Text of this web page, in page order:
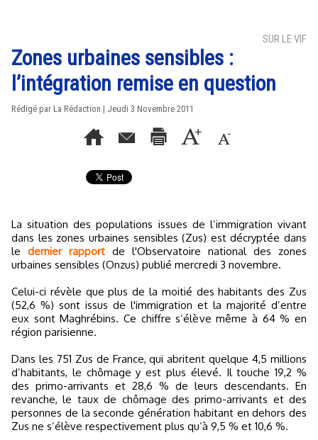
SUR LE VIF
Zones urbaines sensibles :
l’intégration remise en question
Rédigé par La Rédaction | Jeudi 3 Novembre 2011
La situation des populations issues de l’immigration vivant
dans les zones urbaines sensibles (Zus) est décryptée dans
le dernier rapport de l'Observatoire national des zones
urbaines sensibles (Onzus) publié mercredi 3 novembre.
Celui-ci révèle que plus de la moitié des habitants des Zus
(52,6 %) sont issus de l'immigration et la majorité d’entre
eux sont Maghrébins. Ce chiffre s’élève même à 64 % en
région parisienne.
Dans les 751 Zus de France, qui abritent quelque 4,5 millions
d’habitants, le chômage y est plus élevé. Il touche 19,2 %
des primo-arrivants et 28,6 % de leurs descendants. En
revanche, le taux de chômage des primo-arrivants et des
personnes de la seconde génération habitant en dehors des
Zus ne s’élève respectivement plus qu’à 9,5 % et 10,6 %.